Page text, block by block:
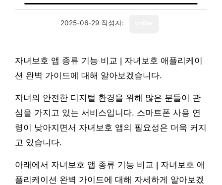
2025-06-29 작성자:
자녀보호 앱 종류 기능 비교 | 자녀보호 애플리케이
션 완벽 가이드에 대해 알아보겠습니다.
자녀의 안전한 디지털 환경을 위해 많은 분들이 관
심을 가지고 있는 서비스입니다. 스마트폰 사용 연
령이 낮아지면서 자녀보호 앱의 필요성은 더욱 커지
고 있습니다.
아래에서 자녀보호 앱 종류 기능 비교 | 자녀보호 애
플리케이션 완벽 가이드에 대해 자세하게 알아보겠